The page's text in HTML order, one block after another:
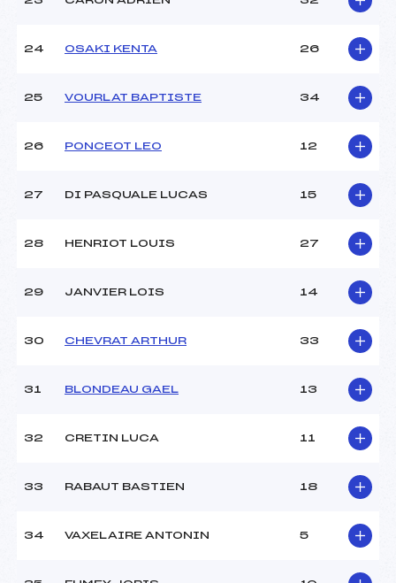
24 OSAKI KENTA 26
25 VOURLAT BAPTISTE 34
26 PONCEOT LEO 12
27 DI PASQUALE LUCAS 15
28 HENRIOT LOUIS 27
29 JANVIER LOIS 14
30 CHEVRAT ARTHUR 33
31 BLONDEAU GAEL 13
32 CRETIN LUCA 11
33 RABAUT BASTIEN 18
34 VAXELAIRE ANTONIN 5